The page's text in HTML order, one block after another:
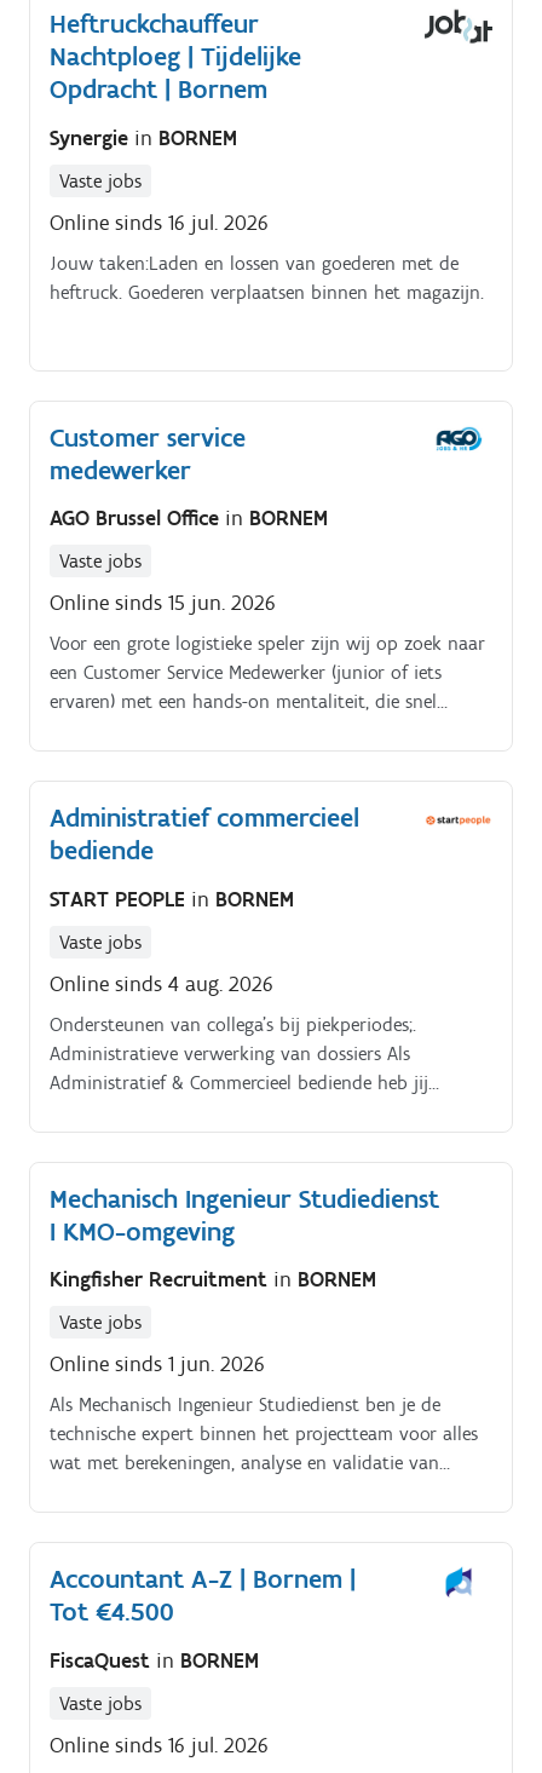
Heftruckchauffeur
Nachtploeg | Tijdelijke
Opdracht | Bornem
Synergie in BORNEM
Vaste jobs
Online sinds 16 jul. 2026
Jouw taken:Laden en lossen van goederen met de
heftruck. Goederen verplaatsen binnen het magazijn.
Customer service
medewerker
AGO Brussel Office in BORNEM
Vaste jobs
Online sinds 15 jun. 2026
Voor een grote logistieke speler zijn wij op zoek naar
een Customer Service Medewerker (junior of iets
ervaren) met een hands-on mentaliteit, die snel
Aanspreekpunt voor klanten en interne teams-
Opvolgen van dossiers van A tot Z en klanten correct
en tijdig informeren- Administratieve verwerking van
systemen- Rapportages opstellen en versturen naar
klanten- Proactieve opvolging bij afwijkingen- Nauwe
Administratief commercieel
bediende
START PEOPLE in BORNEM
Vaste jobs
Online sinds 4 aug. 2026
Ondersteunen van collega's bij piekperiodes;.
Administratieve verwerking van dossiers Als
Administratief & Commercieel bediende heb jij
klanten en bezoekers;.
Mechanisch Ingenieur Studiedienst
I KMO-omgeving
Kingfisher Recruitment in BORNEM
Vaste jobs
Online sinds 1 jun. 2026
Als Mechanisch Ingenieur Studiedienst ben je de
technische expert binnen het projectteam voor alles
wat met berekeningen, analyse en validatie van
beoordeelt de haalbaarheid van ontwerpen en
ondersteunt bij het ontwerp en de dimensionering
van machineonderdelen en -systemen. Samen met
projecten en draag je bij aan veilige, efficiënte en
technisch onderbouwde oplossingen. Daarbij krijg je
en mee te denken over optimalisaties en nieuwe
Accountant A-Z | Bornem |
Tot €4.500
FiscaQuest in BORNEM
Vaste jobs
Online sinds 16 jul. 2026